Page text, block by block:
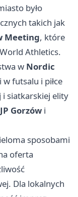
było
takich jak
Meeting, które
Athletics.
w Nordic
futsalu i piłce
i siatkarskiej elity
Gorzów i
sposobami
oferta
Dla lokalnych